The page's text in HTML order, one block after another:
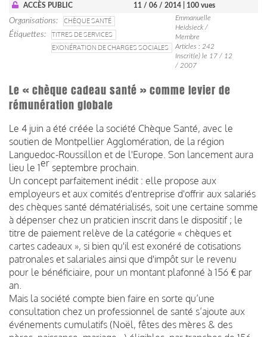
ACCÈS PUBLIC 11 / 06 / 2014 | 100 vues
Organisations
CHÈQUE SANTÉ
Étiquettes
TITRES DE SERVICES
EXONÉRATION DE CHARGES SOCIALES
Emmanuelle
Heidsieck /
Membre
Articles : 242
Inscrit(e) le 17 / 12
/ 2007
Le « chèque cadeau santé » comme levier de
rémunération globale
Le 4 juin a été créée la société Chèque Santé, avec le
soutien de Montpellier Agglomération, de la région
Languedoc-Roussillon et de l'Europe. Son lancement aura
lieu le 1er septembre prochain.
Un concept parfaitement inédit : elle propose aux
employeurs et aux comités d'entreprise d'offrir aux salariés
des chèques santé dématérialisés, soit une certaine somme
à dépenser chez un praticien inscrit dans le dispositif ; le
titre de paiement relève de la catégorie « chèques et
cartes cadeaux », si bien qu'il est exonéré de cotisations
patronales et salariales ainsi que d'impôt sur le revenu
pour le bénéficiaire, pour un montant plafonné à 156 € par
an.
Mais la société compte bien faire en sorte qu’une
consultation chez un professionnel de santé s’ajoute aux
événements cumulatifs (Noël, fêtes des mères & des